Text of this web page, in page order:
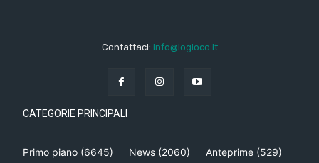
Contattaci: info@iogioco.it
CATEGORIE PRINCIPALI
Primo piano (6645) News (2060) Anteprime (529)